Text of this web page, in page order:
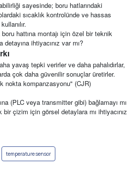
sayesinde; boru hatlarındaki
sıcaklık kontrolünde ve hassas
hattına montajı için özel bir teknik
ihtiyacınız var mı?
yavaş tepki verirler ve daha pahalıdırlar,
çok daha güvenilir sonuçlar üretirler.
nokta kompanzasyonu" (CJR)
(PLC veya transmitter gibi) bağlamayı mı
çizim için görsel detaylara mı ihtiyacınız
temperature sensor